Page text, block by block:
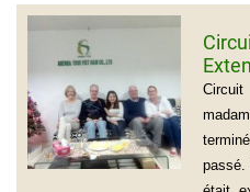
passé.